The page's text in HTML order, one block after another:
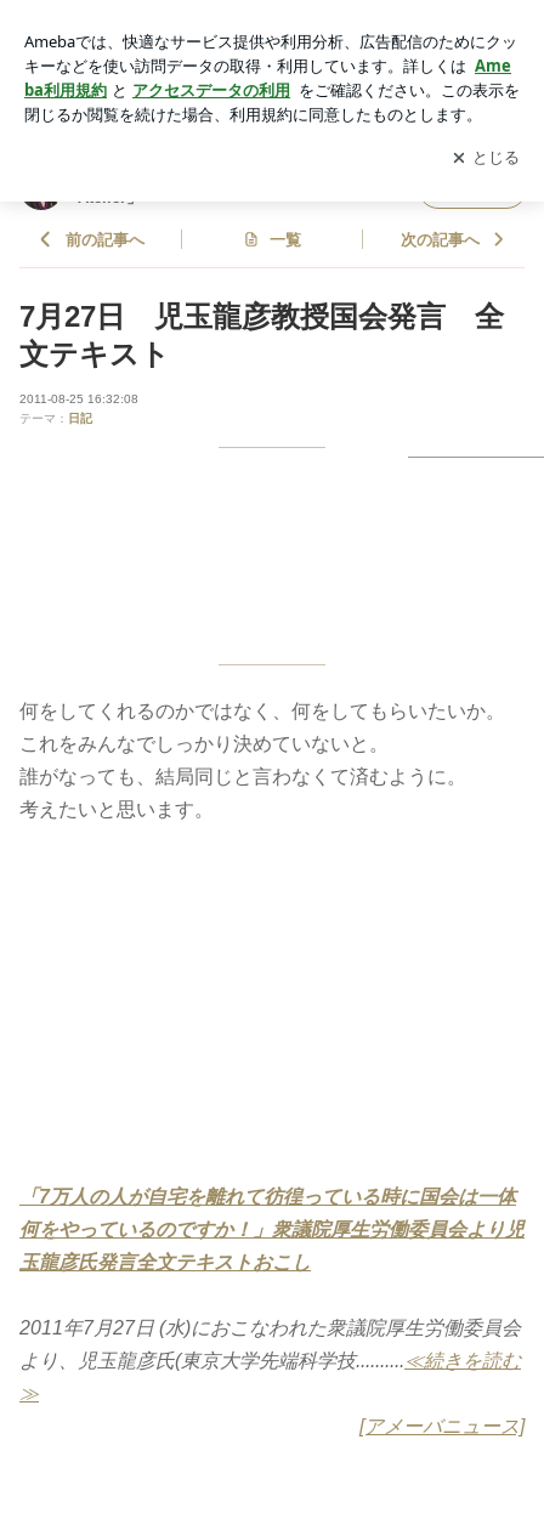
子オフィシャルブログ「Writer's Atelier」Powered by Ameba
アプリをダウンロードして ブログの更新通知
を受け取りまし
ょう。
開く
Atelier」
前の記事へ 一覧 次の記事へ
7月27日 児玉龍彦教授国会発言 全
文テキスト
2011-08-25 16:32:08
テーマ： 日記
何をしてくれるのかではなく、何をしてもらいたいか。
これをみんなでしっかり決めていないと。
誰がなっても、結局同じと言わなくて済むように。
考えたいと思います。
「7万人の人が自宅を離れて彷徨っている時に国会は一体
何をやっているのですか！」衆議院厚生労働委員会より児
玉龍彦氏発言全文テキストおこし
2011年7月27日 (水)におこなわれた衆議院厚生労働委員会
より、児玉龍彦氏(東京大学先端科学技..........≪続きを読む
≫
[アメーバニュース]